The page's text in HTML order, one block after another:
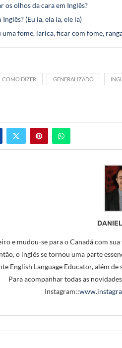
os olhos da cara em Inglês?
(Eu ia, ela ia, ele ia)
uma fome, larica, ficar com fome,
COMO DIZER GENERALIZADO
e mudou-se para o Canadá com
o inglês se tornou uma parte
English Language Educator, além
Para acompanhar todas as
Instagram::